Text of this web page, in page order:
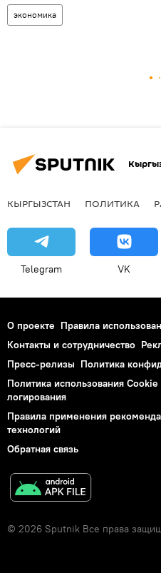
экономика
КЫРГЫЗСТАН ПОЛИТИКА
Telegram VK
О проекте Правила
Контакты и сотрудничество
Пресс-релизы Политика
Политика использования Cookie
логирования
Правила применения
технологий
Обратная связь
© 2026 Sputnik Все права